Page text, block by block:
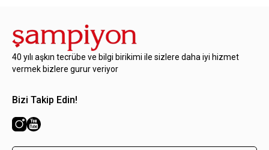
40 yılı aşkın tecrübe ve bilgi birikimi ile sizlere daha iyi hizmet
vermek bizlere gurur veriyor
Bizi Takip Edin!